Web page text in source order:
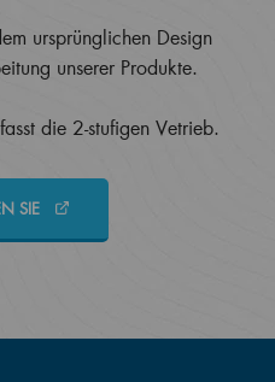
ursprünglichen Design
unserer Produkte.
die 2-stufigen Vetrieb.
SIE